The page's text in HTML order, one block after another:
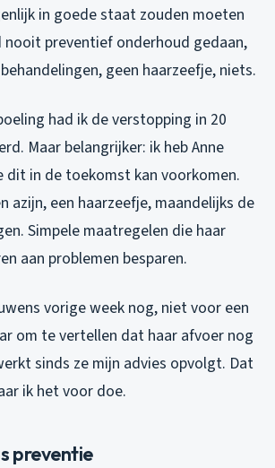
in goede staat zouden moeten
nooit preventief onderhoud gedaan,
geen haarzeefje, niets.
had ik de verstopping in 20
Maar belangrijker: ik heb Anne
dit in de toekomst kan voorkomen.
azijn, een haarzeefje, maandelijks de
Simpele maatregelen die haar
aan problemen besparen.
vorige week nog, niet voor een
om te vertellen dat haar afvoer nog
sinds ze mijn advies opvolgt. Dat
ik het voor doe.
preventie